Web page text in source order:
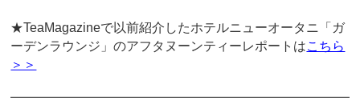
★TeaMagazineで以前紹介したホテルニューオータニ「ガ
ーデンラウンジ」のアフタヌーンティーレポートはこちら
＞＞